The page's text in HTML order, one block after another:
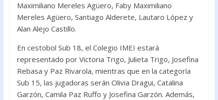
Maximiliano Mereles Agüero, Faby Maximiliano
Mereles Agüero, Santiago Alderete, Lautaro López y
Alan Alejo Castillo.
En cestobol Sub 18, el Colegio IMEI estará
representado por Victoria Trigo, Julieta Trigo, Josefina
Rebasa y Paz Rivarola, mientras que en la categoría
Sub 15, las jugadoras serán Olivia Dragui, Catalina
Garzón, Camila Paz Ruffo y Josefina Garzón. Además,